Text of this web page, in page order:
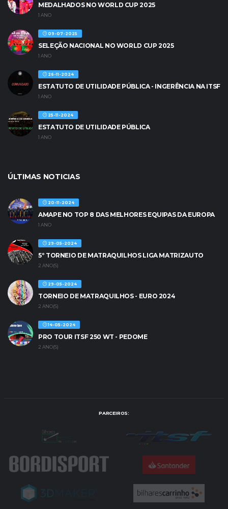
MEDALHADOS NO WORLD CUP 2025
1 ANO
09-07-2025
SELEÇÃO NACIONAL NO WORLD CUP 2025
1 ANO
26-11-2024
ESTATUTO DE UTILIDADE PÚBLICA - INGERÊNCIA NA ITSF
1 ANO
25-11-2024
ESTATUTO DE UTILIDADE PÚBLICA
1 ANO
ÚLTIMAS NOTICIAS
20-11-2024
AMAPE NO TOP 8 DAS MELHORES EQUIPAS DA EUROPA
1 ANO
29-05-2024
5º TORNEIO DE MATRAQUILHOS LIGA MATRIZAUTO
2 ANO(S)
29-05-2024
TORNEIO DE MATRAQUILHOS - EURO 2024
2 ANO(S)
14-05-2024
PRO TOUR ITSF 250 WT - PEDOME
2 ANO(S)
PARCEIROS: